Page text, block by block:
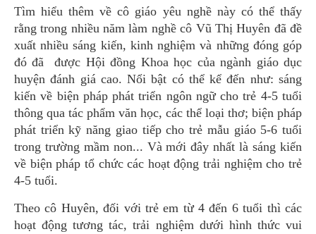
Tìm hiểu thêm về cô giáo yêu nghề này có thể thấy
rằng trong nhiều năm làm nghề cô Vũ Thị Huyên đã đề
xuất nhiều sáng kiến, kinh nghiệm và những đóng góp
đó đã được Hội đồng Khoa học của ngành giáo dục
huyện đánh giá cao. Nổi bật có thể kể đến như: sáng
kiến về biện pháp phát triển ngôn ngữ cho trẻ 4-5 tuổi
thông qua tác phẩm văn học, các thể loại thơ; biện pháp
phát triển kỹ năng giao tiếp cho trẻ mẫu giáo 5-6 tuổi
trong trường mầm non... Và mới đây nhất là sáng kiến
về biện pháp tổ chức các hoạt động trải nghiệm cho trẻ
4-5 tuổi.
Theo cô Huyên, đối với trẻ em từ 4 đến 6 tuổi thì các
hoạt động tương tác, trải nghiệm dưới hình thức vui